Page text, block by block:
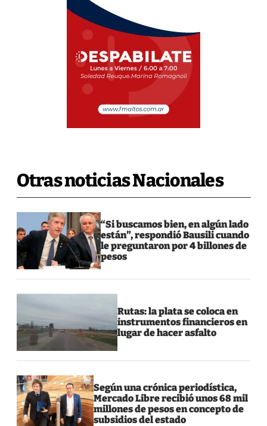
Otras noticias Nacionales
“Si buscamos bien, en algún lado
están”, respondió Bausili cuando
le preguntaron por 4 billones de
pesos
Rutas: la plata se coloca en
instrumentos financieros en
lugar de hacer asfalto
Según una crónica periodística,
Mercado Libre recibió unos 68 mil
millones de pesos en concepto de
subsidios del estado